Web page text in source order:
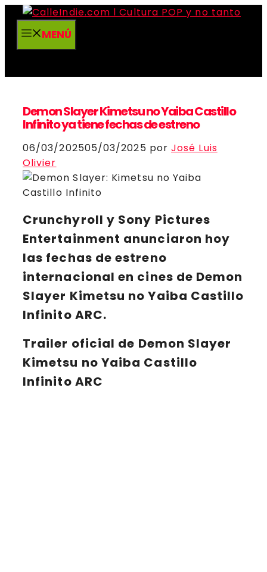
Saltar
contenidoMENÚ
Demon Slayer Kimetsu no Yaiba Castillo
Infinito ya tiene fechas de estreno
06/03/202505/03/2025 porJosé Luis
Olivier
Crunchyroll y Sony Pictures
Entertainment anunciaron hoy
las fechas de estreno
internacional en cines de Demon
Slayer Kimetsu no Yaiba Castillo
Infinito ARC.
Trailer oficial de Demon Slayer
Kimetsu no Yaiba Castillo
Infinito ARC